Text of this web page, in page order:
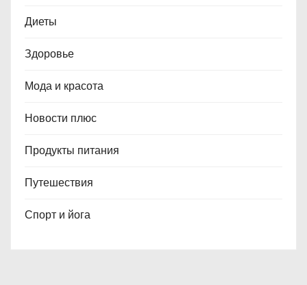
Диеты
Здоровье
Мода и красота
Новости плюс
Продукты питания
Путешествия
Спорт и йога